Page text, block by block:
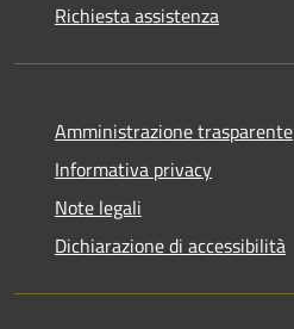
Richiesta assistenza
Amministrazione trasparente
Informativa privacy
Note legali
Dichiarazione di accessibilità